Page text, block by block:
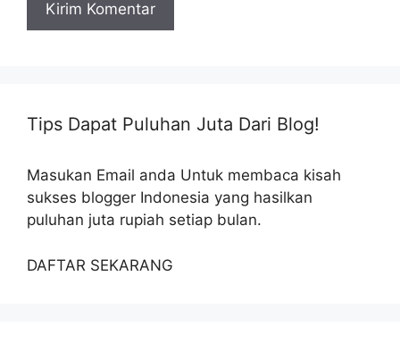
Tips Dapat Puluhan Juta Dari Blog!
Masukan Email anda Untuk membaca kisah
sukses blogger Indonesia yang hasilkan
puluhan juta rupiah setiap bulan.
DAFTAR SEKARANG